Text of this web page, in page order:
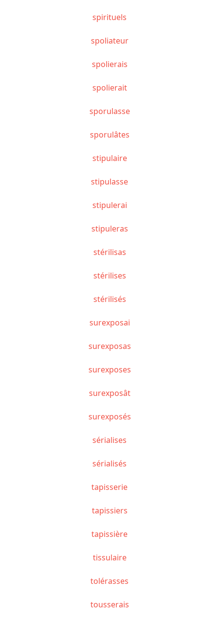
spirituels
spoliateur
spolierais
spolierait
sporulasse
sporulâtes
stipulaire
stipulasse
stipulerai
stipuleras
stérilisas
stérilises
stérilisés
surexposai
surexposas
surexposes
surexposât
surexposés
sérialises
sérialisés
tapisserie
tapissiers
tapissière
tissulaire
tolérasses
tousserais